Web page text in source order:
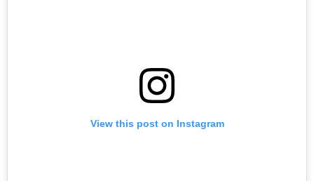
View this post on Instagram